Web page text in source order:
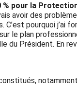
pour la
avoir des
C’est pourquoi
le plan
du Président. En